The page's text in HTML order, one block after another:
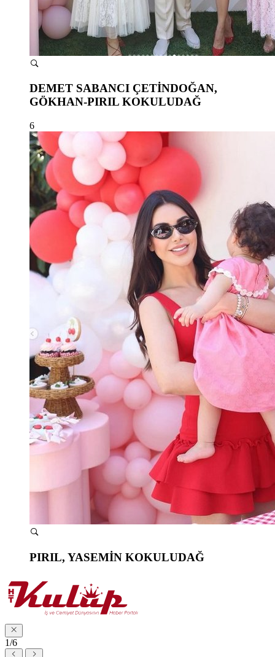
DEMET SABANCI ÇETİNDOĞAN,
GÖKHAN-PIRIL KOKULUDAĞ
6
PIRIL, YASEMİN KOKULUDAĞ
1/6